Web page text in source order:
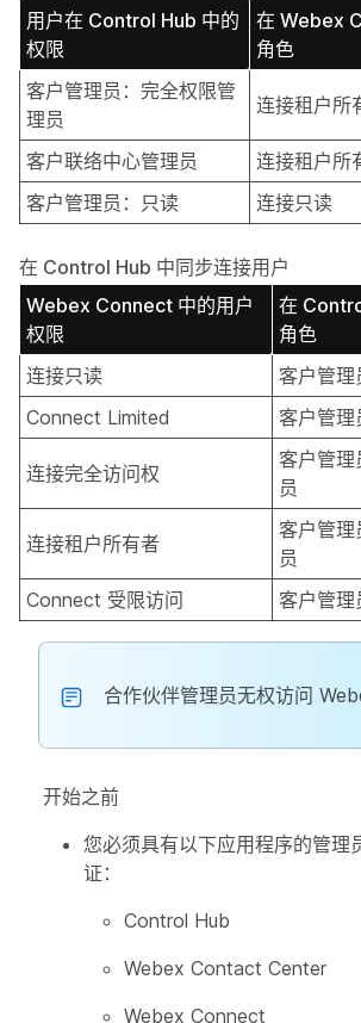
用户在 Control Hub 中的
权限
在 Webex
角色
客户管理员：完全权限管
理员
连接租户所
客户联络中心管理员
连接租户所
客户管理员：只读
连接只读
在 Control Hub 中同步连接用户
Webex Connect 中的用户
权限
在
角色
连接只读
客户管
Connect Limited
客户管
连接完全访问权
客户管理
员
连接租户所有者
客户管理
员
Connect 受限访问
客户管
合作伙伴管理员无权访问
开始之前
您必须具有以下应用程序的管理
证：
Control Hub
Webex Contact Center
Webex Connect